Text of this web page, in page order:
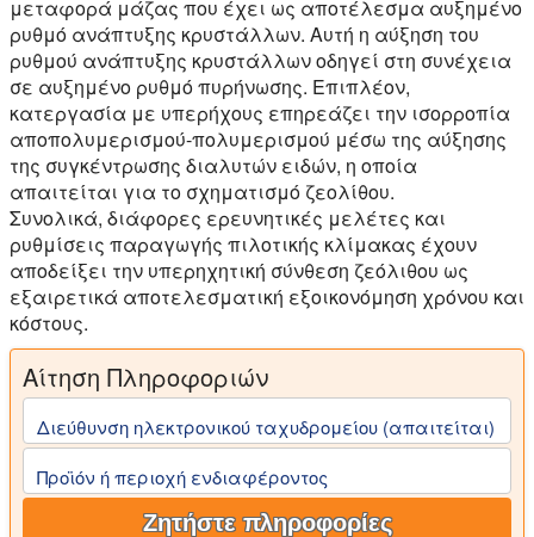
μεταφορά μάζας που έχει ως αποτέλεσμα αυξημένο
ρυθμό ανάπτυξης κρυστάλλων. Αυτή η αύξηση του
ρυθμού ανάπτυξης κρυστάλλων οδηγεί στη συνέχεια
σε αυξημένο ρυθμό πυρήνωσης. Επιπλέον,
κατεργασία με υπερήχους επηρεάζει την ισορροπία
αποπολυμερισμού-πολυμερισμού μέσω της αύξησης
της συγκέντρωσης διαλυτών ειδών, η οποία
απαιτείται για το σχηματισμό ζεολίθου.
Συνολικά, διάφορες ερευνητικές μελέτες και
ρυθμίσεις παραγωγής πιλοτικής κλίμακας έχουν
αποδείξει την υπερηχητική σύνθεση ζεόλιθου ως
εξαιρετικά αποτελεσματική εξοικονόμηση χρόνου και
κόστους.
Αίτηση Πληροφοριών
Διεύθυνση ηλεκτρονικού ταχυδρομείου (απαιτείται)
Προϊόν ή περιοχή ενδιαφέροντος
Ζητήστε πληροφορίες